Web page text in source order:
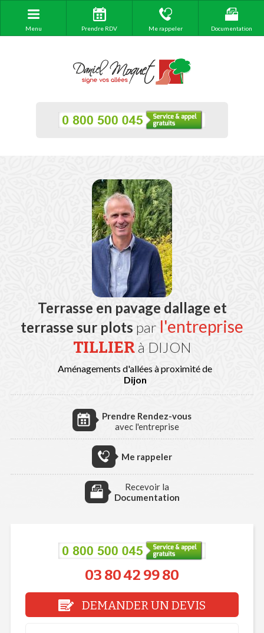
Menu Prendre RDV Me rappeler Documentation
Terrasse en pavage dallage et
terrasse sur plots par l'entreprise
TILLIERà DIJON
Aménagements d'allées à proximité de
Dijon
Prendre Rendez-vous
avec l'entreprise
Me rappeler
Recevoir la
Documentation
03 80 42 99 80
DEMANDER UN DEVIS